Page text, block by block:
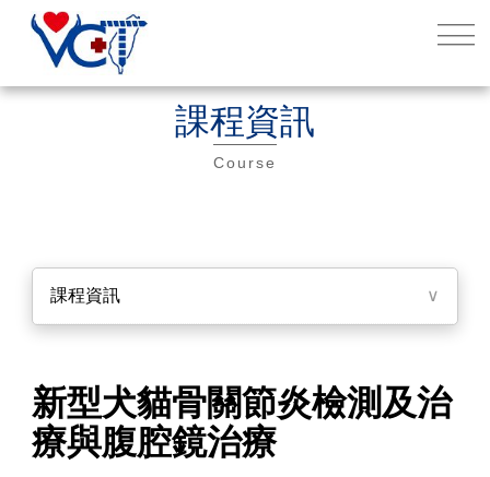
課程資訊
Course
課程資訊 ∨
新型犬貓骨關節炎檢測及治
療與腹腔鏡治療